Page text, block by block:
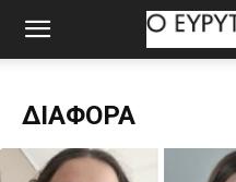
ΔΙΆΦΟΡΑ